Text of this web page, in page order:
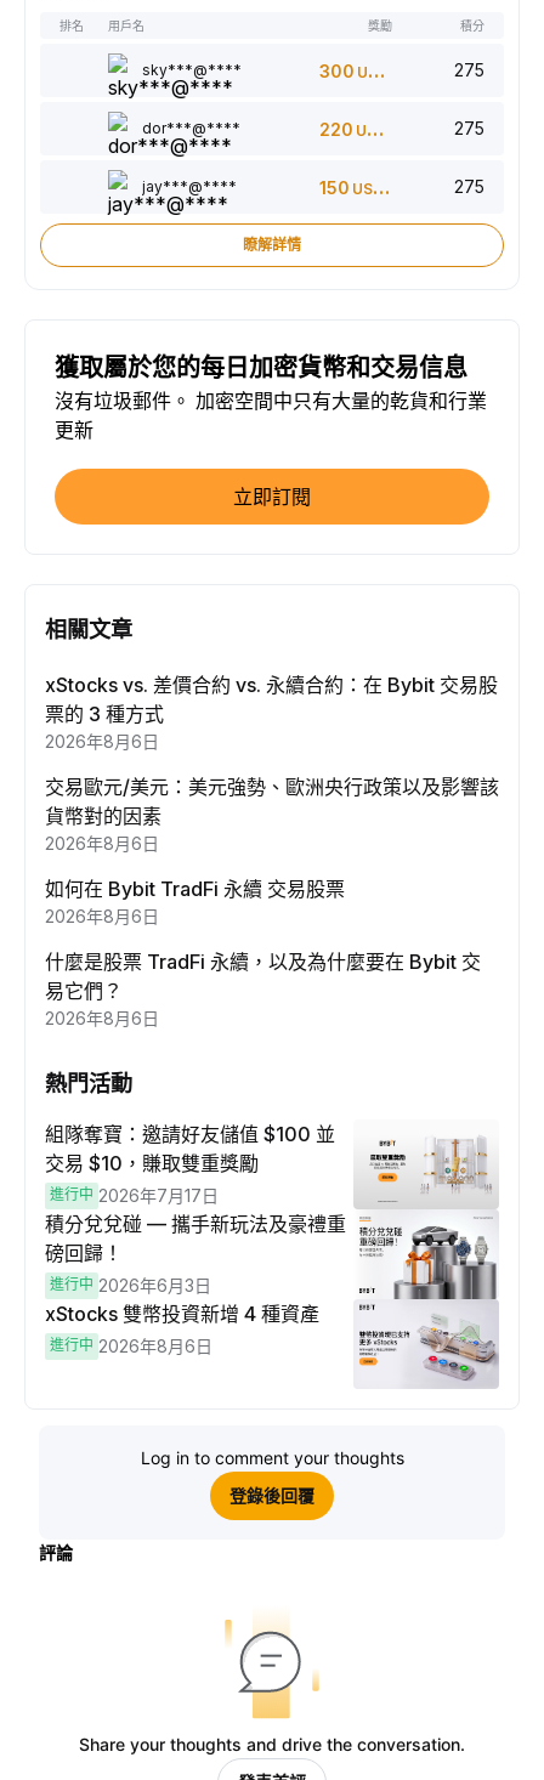
排名 用戶名 獎勵 積分
sky***@**** 300 USDT 275
dor***@**** 220 USDT 275
jay***@**** 150 USDT 275
瞭解詳情
獲取屬於您的每日加密貨幣和交易信息
沒有垃圾郵件。 加密空間中只有大量的乾貨和行業
更新
立即訂閱
相關文章
xStocks vs. 差價合約 vs. 永續合約：在 Bybit 交易股
票的 3 種方式
2026年8月6日
交易歐元/美元：美元強勢、歐洲央行政策以及影響該
貨幣對的因素
2026年8月6日
如何在 Bybit TradFi 永續 交易股票
2026年8月6日
什麼是股票 TradFi 永續，以及為什麼要在 Bybit 交
易它們？
2026年8月6日
熱門活動
組隊奪寶：邀請好友儲值 $100 並
交易 $10，賺取雙重獎勵
進行中 2026年7月17日
積分兌兌碰 — 攜手新玩法及豪禮重
磅回歸！
進行中 2026年6月3日
xStocks 雙幣投資新增 4 種資產
進行中 2026年8月6日
Log in to comment your thoughts
登錄後回覆
評論
Share your thoughts and drive the conversation.